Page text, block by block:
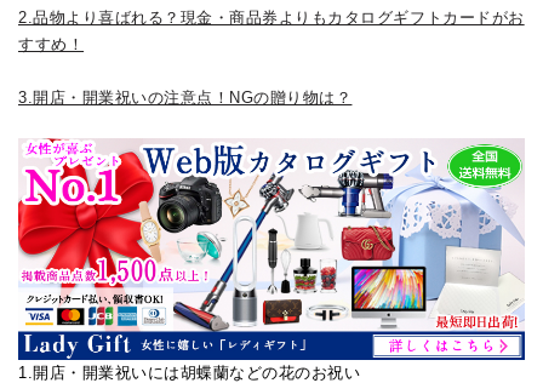
2.品物より喜ばれる？現金・商品券よりもカタログギフトカードがお
すすめ！
3.開店・開業祝いの注意点！NGの贈り物は？
1.開店・開業祝いには胡蝶蘭などの花のお祝い